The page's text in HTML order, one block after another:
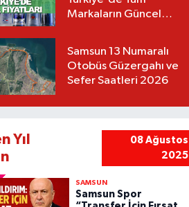
Markaların Güncel
Samsun 13 Numaralı
Otobüs Güzergahı ve
Sefer Saatleri 2026
Yıl
08 Ağustos
2025
SAMSUN
Samsun Spor